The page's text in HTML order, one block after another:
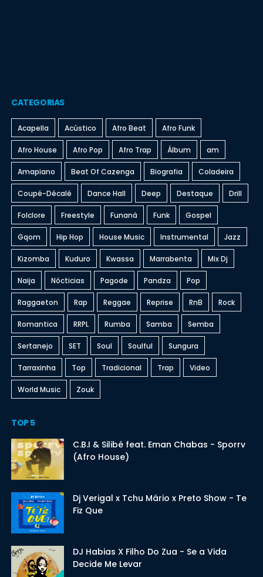
CATEGORIAS
Acapella Acústico Afro Beat Afro Funk
Afro House Afro Pop Afro Trap Álbum am
Amapiano Beat Of Cazenga Biografia Coladeira
Coupé-Décalé Dance Hall Deep Destaque Drill
Folclore Freestyle Funaná Funk Gospel
Gqom Hip Hop House Music Instrumental Jazz
Kizomba Kuduro Kwassa Marrabenta Mix Dj
Naija Nócticias Pagode Pandza Pop
Raggaeton Rap Reggae Reprise RnB Rock
Romantica RRPL Rumba Samba Semba
Sertanejo SET Soul Soulful Sungura
Tarraxinha Top Tradicional Trap Video
World Music Zouk
TOP 5
C.B.I & Silibé feat. Eman Chabas - Sporrv
(Afro House)
Dj Verigal x Tchu Mário x Preto Show - Te
Fiz Que
DJ Habias X Filho Do Zua - Se a Vida
Decide Me Levar